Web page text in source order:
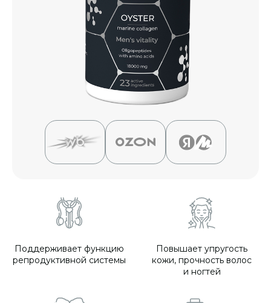
Поддерживает функцию
репродуктивной системы
Повышает упругость
кожи, прочность волос
и ногтей